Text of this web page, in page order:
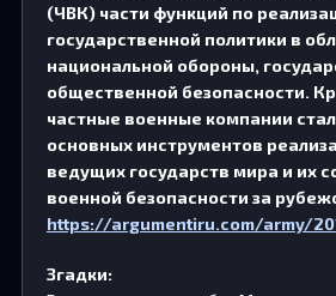
(ЧВК) части функций по
государственной политики в
национальной обороны,
общественной безопасности.
частные военные компании
основных инструментов
ведущих государств мира и их
военной безопасности за
https://argumentiru.com/army/
Згадки: